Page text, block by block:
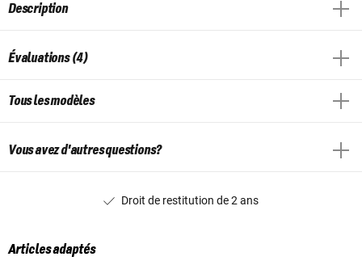
Description
Évaluations (4)
Tous les modèles
Vous avez d'autres questions?
Droit de restitution de 2 ans
Articles adaptés